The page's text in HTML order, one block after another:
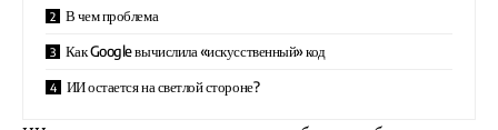
В чем проблема
Как Google вычислила «искусственный» код
ИИ остается на светлой стороне?